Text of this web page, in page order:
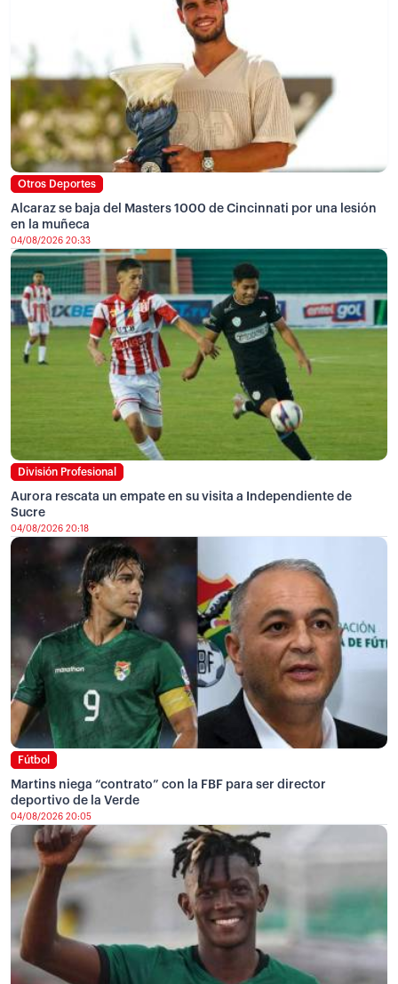
Otros Deportes
Alcaraz se baja del Masters 1000 de Cincinnati por una lesión
en la muñeca
04/08/2026 20:33
División Profesional
Aurora rescata un empate en su visita a Independiente de
Sucre
04/08/2026 20:18
Fútbol
Martins niega “contrato” con la FBF para ser director
deportivo de la Verde
04/08/2026 20:05